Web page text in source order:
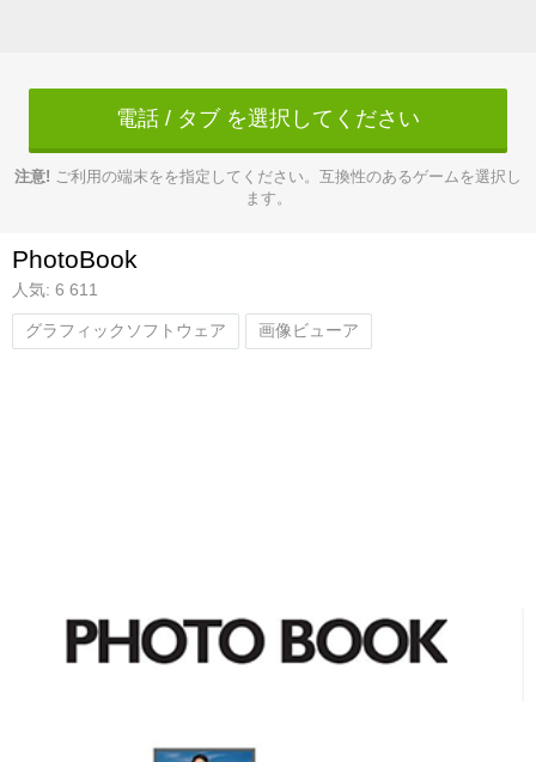
電話 / タブ を選択してください
注意! ご利用の端末をを指定してください。互換性のあるゲームを選択し
ます。
PhotoBook
人気: 6 611
グラフィックソフトウェア 画像ビューア